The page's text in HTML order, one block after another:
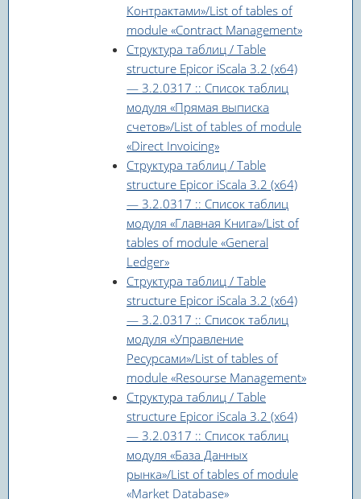
Контрактами»/List of tables of
module «Contract Management»
Структура таблиц / Table
structure Epicor iScala 3.2 (x64)
— 3.2.0317 :: Список таблиц
модуля «Прямая выписка
счетов»/List of tables of module
«Direct Invoicing»
Структура таблиц / Table
structure Epicor iScala 3.2 (x64)
— 3.2.0317 :: Список таблиц
модуля «Главная Книга»/List of
tables of module «General
Ledger»
Структура таблиц / Table
structure Epicor iScala 3.2 (x64)
— 3.2.0317 :: Список таблиц
модуля «Управление
Ресурсами»/List of tables of
module «Resourse Management»
Структура таблиц / Table
structure Epicor iScala 3.2 (x64)
— 3.2.0317 :: Список таблиц
модуля «База Данных
рынка»/List of tables of module
«Market Database»